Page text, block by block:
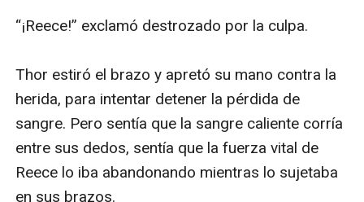
épico de amigos y amantes, de rivales y pretendientes,
políticas, de crecimiento, de corazones rotos, de
engaño, ambición y traición. Es un relato de honor y
valentía, de sino y destino, de brujería. Es una fantasía
que nos lleva a un mundo que nunca olvidaremos y
que gustará a todas las edades y géneros. EL DON DE
LA BATALLA es el libro más largo de la serie, ¡con